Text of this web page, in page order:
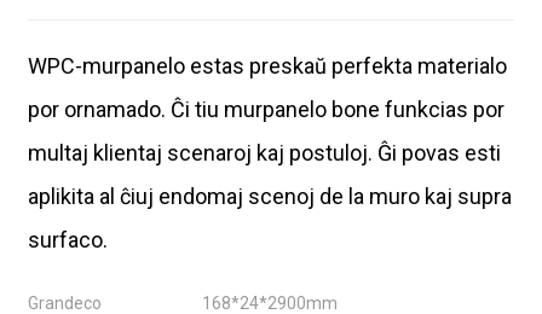
WPC-murpanelo estas preskaŭ perfekta materialo
por ornamado. Ĉi tiu murpanelo bone funkcias por
multaj klientaj scenaroj kaj postuloj. Ĝi povas esti
aplikita al ĉiuj endomaj scenoj de la muro kaj supra
surfaco.
Grandeco
168*24*2900mm